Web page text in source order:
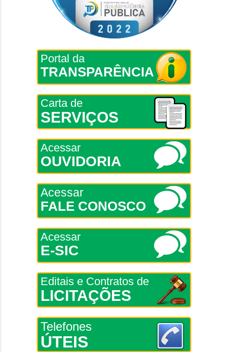
Portal da
TRANSPARÊNCIA
Carta de
SERVIÇOS
Acessar
OUVIDORIA
Acessar
FALE CONOSCO
Acessar
E-SIC
Editais e Contratos de
LICITAÇÕES
Telefones
ÚTEIS